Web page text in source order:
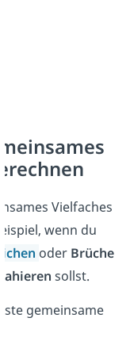
Vielfaches
wenn du
oder Brüche
sollst.
gemeinsame